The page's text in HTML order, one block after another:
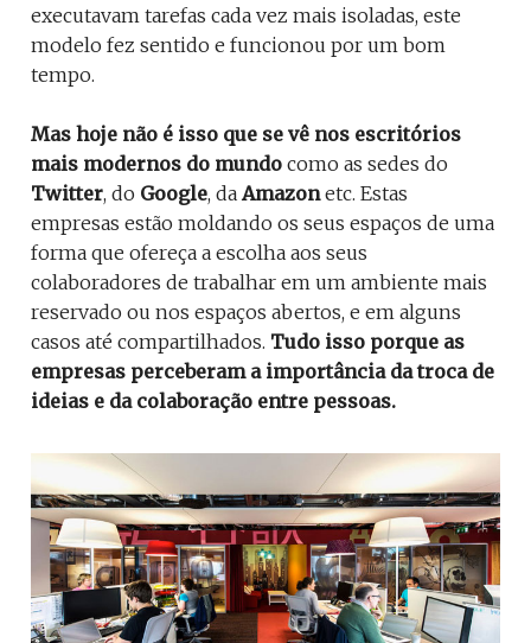
executavam tarefas cada vez mais isoladas, este
modelo fez sentido e funcionou por um bom
tempo.
Mas hoje não é isso que se vê nos escritórios
mais modernos do mundo como as sedes do
Twitter, do Google, daAmazonetc. Estas
empresas estão moldando os seus espaços de uma
forma que ofereça a escolha aos seus
colaboradores de trabalhar em um ambiente mais
reservado ou nos espaços abertos, e em alguns
casos até compartilhados. Tudo isso porque as
empresas perceberam a importância da troca de
ideias e da colaboração entre pessoas.